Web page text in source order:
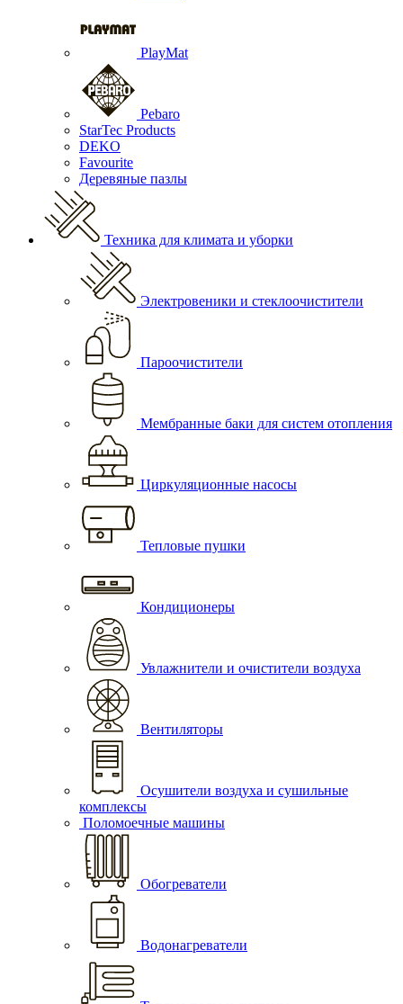
PlayMat
Pebaro
StarTec Products
DEKO
Favourite
Деревяные пазлы
Техника для климата и уборки
Электровеники и стеклоочистители
Пароочистители
Мембранные баки для систем отопления
Циркуляционные насосы
Тепловые пушки
Кондиционеры
Увлажнители и очистители воздуха
Вентиляторы
Осушители воздуха и сушильные
комплексы
Поломоечные машины
Обогреватели
Водонагреватели